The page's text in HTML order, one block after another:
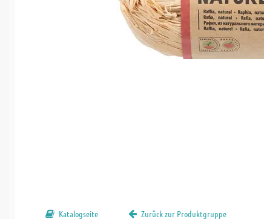
Katalogseite Zurück zur Produktgruppe